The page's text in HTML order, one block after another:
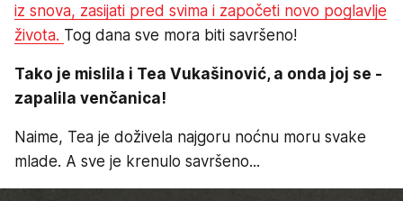
iz snova, zasijati pred svima i započeti novo poglavlje
života. Tog dana sve mora biti savršeno!
Tako je mislila i Tea Vukašinović, a onda joj se -
zapalila venčanica!
Naime, Tea je doživela najgoru noćnu moru svake
mlade. A sve je krenulo savršeno...